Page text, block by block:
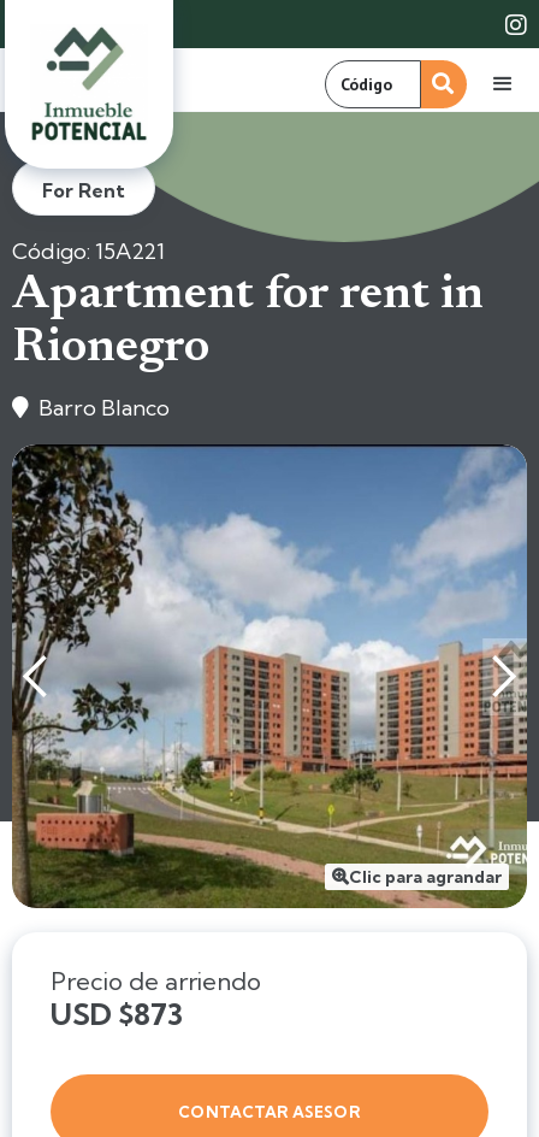

For Rent
Código: 15A221
Apartment for rent in
Rionegro
 Barro Blanco
Clic para agrandar
Precio de arriendo
USD $873
CONTACTAR ASESOR